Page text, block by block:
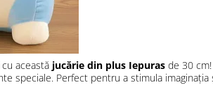
această jucărie din plus Iepuras de 30
speciale. Perfect pentru a stimula